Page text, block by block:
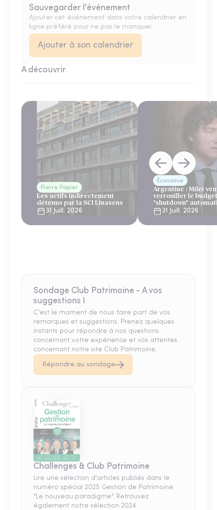
Sauvegarder l'événement
Ajouter cet événement dans votre calendrier en
ligne préféré pour ne pas le manquer.
Ajouter à son calendrier
A découvrir
Pierre Papier
Les actifs indirectement
détenus par la SCI Linasens
31 Juill. 2026
Économie
Argentine : Milei
verrouiller le
"shutdown"
sous le regard
du FMI
31 Juill. 2026
Sondage Club Patrimoine - A vos
suggestions !
C'est le moment de nous faire part de vos
remarques et suggestions. Prenez quelques
instants pour répondre à nos questions
concernant votre expérience et vos attentes
concernant notre site Club Patrimoine.
Répondre au sondage
Challenges & Club Patrimoine
Lire une sélection d'articles publiés dans le
numéro spécial 2025 Gestion de Patrimoine
"Le nouveau paradigme". Retrouvez
également notre sélection 2024.